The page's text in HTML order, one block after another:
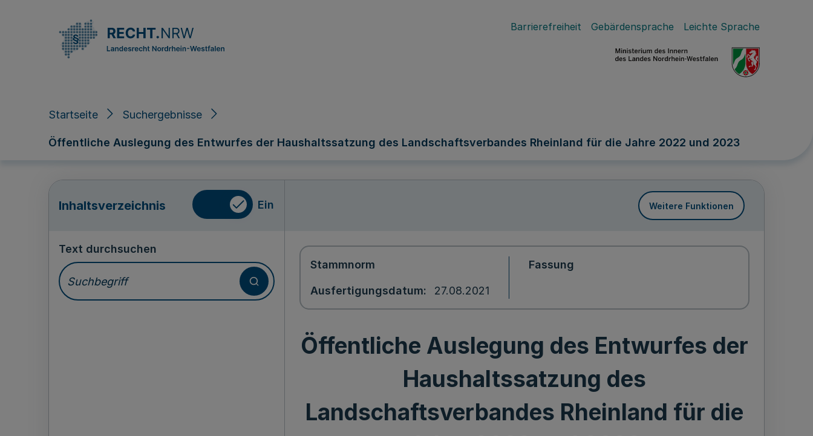
Barrierefreiheit Gebärdensprache Leichte Sprache
Startseite Suchergebnisse
Öffentliche Auslegung des Entwurfes der Haushaltssatzung des Landschaftsverbandes Rheinland für die Jahre 2022 und 2023
Inhaltsverzeichnis Ein Weitere Funktionen
Text durchsuchen
Stammnorm
Ausfertigungsdatum 27.08.2021
Fassung
Öffentliche Auslegung des Entwurfes der
Haushaltssatzung des
Landschaftsverbandes Rheinland für die